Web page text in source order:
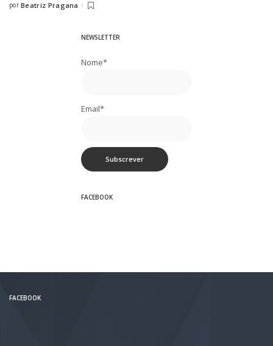
Posted
por Beatriz Pragana
NEWSLETTER
Nome*
Email*
FACEBOOK
FACEBOOK